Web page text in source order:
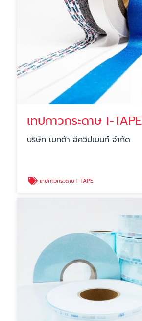
เทปกาวกระดาษ I-TAPE
บริษัท เมทต้า อีควิปเมนท์ จำกัด
เทปกาวกระดาษ I-TAPE